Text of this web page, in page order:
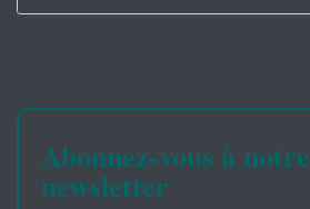
Abonnez-vous à notre
newsletter